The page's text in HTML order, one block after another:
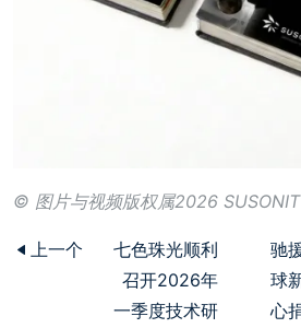
© 图片与视频版权属2026
上一个
七色珠光顺利
召开2026年
一季度技术研
驰
球
心